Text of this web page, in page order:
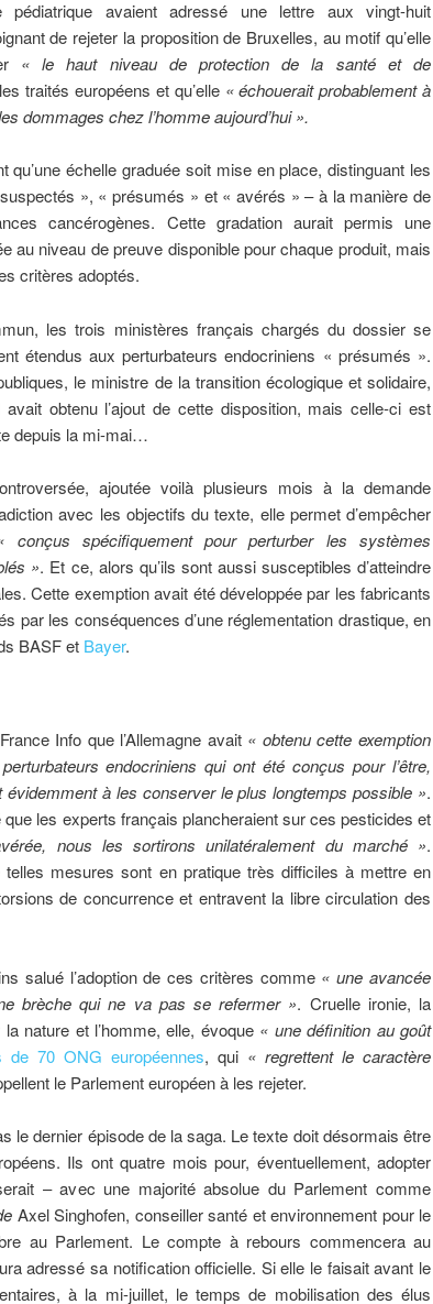
pédiatrique avaient adressé une lettre aux vingt-huit
de rejeter la proposition de Bruxelles, au motif qu’elle
« le haut niveau de protection de la santé et de
traités européens et qu’elle « échouerait probablement à
dommages chez l’homme aujourd’hui ».
qu’une échelle graduée soit mise en place, distinguant les
», « présumés » et « avérés » – à la manière de
cancérogènes. Cette gradation aurait permis une
au niveau de preuve disponible pour chaque produit, mais
critères adoptés.
les trois ministères français chargés du dossier se
étendus aux perturbateurs endocriniens « présumés ».
le ministre de la transition écologique et solidaire,
obtenu l’ajout de cette disposition, mais celle-ci est
depuis la mi-mai…
ajoutée voilà plusieurs mois à la demande
avec les objectifs du texte, elle permet d’empêcher
conçus spécifiquement pour perturber les systèmes
». Et ce, alors qu’ils sont aussi susceptibles d’atteindre
Cette exemption avait été développée par les fabricants
par les conséquences d’une réglementation drastique, en
BASF et Bayer.
Info que l’Allemagne avait « obtenu cette exemption
endocriniens qui ont été conçus pour l’être,
évidemment à les conserver le plus longtemps possible ».
les experts français plancheraient sur ces pesticides et
nous les sortirons unilatéralement du marché ».
telles mesures sont en pratique très difficiles à mettre en
de concurrence et entravent la libre circulation des
salué l’adoption de ces critères comme « une avancée
brèche qui ne va pas se refermer ». Cruelle ironie, la
nature et l’homme, elle, évoque « une définition au goût
de 70 ONG européennes, qui « regrettent le caractère
le Parlement européen à les rejeter.
le dernier épisode de la saga. Le texte doit désormais être
Ils ont quatre mois pour, éventuellement, adopter
– avec une majorité absolue du Parlement comme
Axel Singhofen, conseiller santé et environnement pour le
au Parlement. Le compte à rebours commencera au
adressé sa notification officielle. Si elle le faisait avant le
à la mi-juillet, le temps de mobilisation des élus